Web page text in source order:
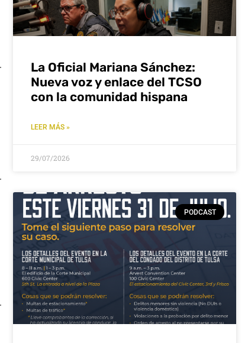
La Oficial Mariana Sánchez:
Nueva voz y enlace del TCSO
con la comunidad hispana
LEER MÁS »
29/07/2026
PODCAST